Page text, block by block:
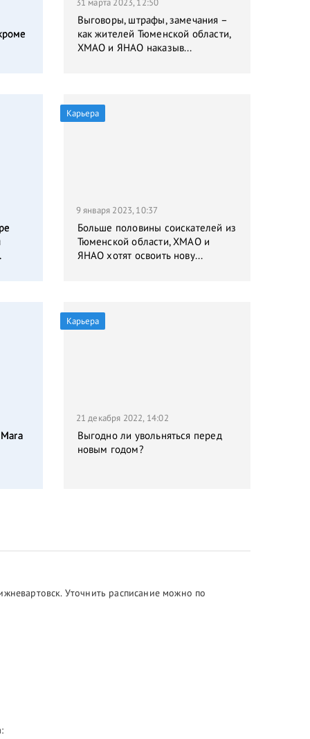
31 марта 2023, 12:50
Выговоры, штрафы, замечания –
как жителей Тюменской области,
ХМАО и ЯНАО наказыв...
Карьера
9 января 2023, 10:37
Больше половины соискателей из
Тюменской области, ХМАО и
ЯНАО хотят освоить нову...
Карьера
21 декабря 2022, 14:02
Выгодно ли увольняться перед
новым годом?
Уточнить расписание можно по